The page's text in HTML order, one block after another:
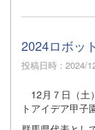
2024ロボッ
投稿日時 : 2024/
12月７日（土
トアイデア甲子